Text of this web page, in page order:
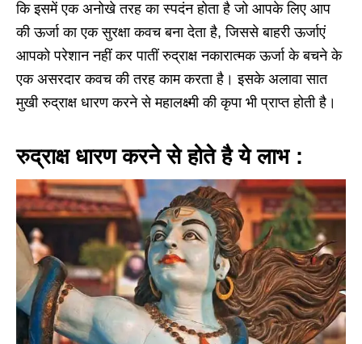
कि इसमें एक अनोखे तरह का स्पदंन होता है जो आपके लिए आप
की ऊर्जा का एक सुरक्षा कवच बना देता है, जिससे बाहरी ऊर्जाएं
आपको परेशान नहीं कर पातीं रुद्राक्ष नकारात्मक ऊर्जा के बचने के
एक असरदार कवच की तरह काम करता है। इसके अलावा सात
मुखी रुद्राक्ष धारण करने से महालक्ष्मी की कृपा भी प्राप्त होती है।
रुद्राक्ष धारण करने से होते है ये लाभ :